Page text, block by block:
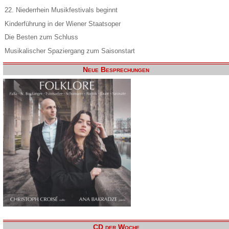
22. Niederrhein Musikfestivals beginnt
Kinderführung in der Wiener Staatsoper
Die Besten zum Schluss
Musikalischer Spaziergang zum Saisonstart
Neue Besprechungen
CD der Woche